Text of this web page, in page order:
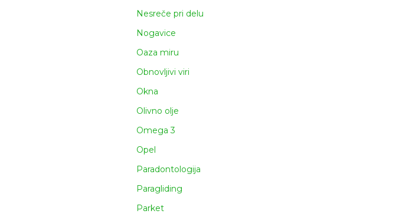
Nesreče pri delu
Nogavice
Oaza miru
Obnovljivi viri
Okna
Olivno olje
Omega 3
Opel
Paradontologija
Paragliding
Parket